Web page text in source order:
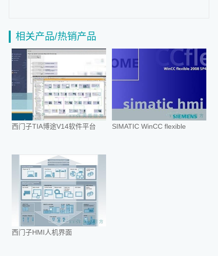
相关产品/热销产品
西门子TIA博途V14软件平台 SIMATIC WinCC flexible
西门子HMI人机界面